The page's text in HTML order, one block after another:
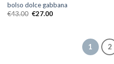
bolso dolce gabbana
€43.00 €27.00
1 2